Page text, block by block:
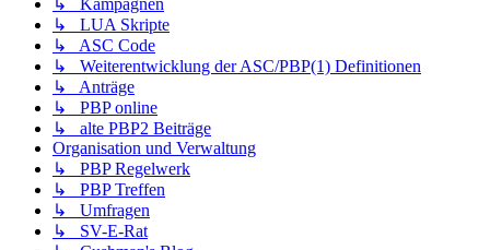
↳ Kampagnen
↳ LUA Skripte
↳ ASC Code
↳ Weiterentwicklung der ASC/PBP(1) Definitionen
↳ Anträge
↳ PBP online
↳ alte PBP2 Beiträge
Organisation und Verwaltung
↳ PBP Regelwerk
↳ PBP Treffen
↳ Umfragen
↳ SV-E-Rat